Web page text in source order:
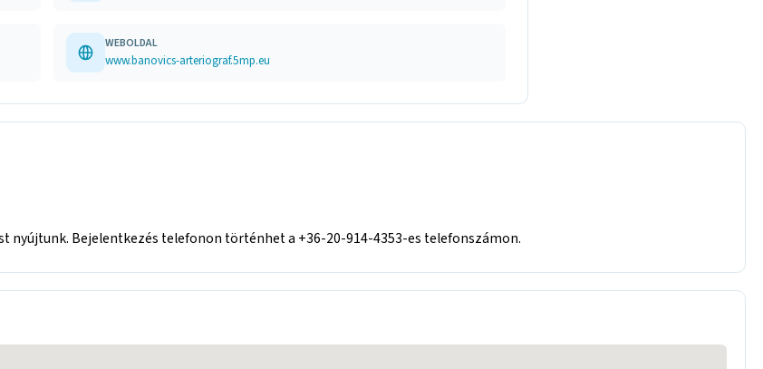
WEBOLDAL
www.banovics-arteriograf.5mp.eu
nyújtunk. Bejelentkezés telefonon történhet a +36-20-914-4353-es telefonszámon.